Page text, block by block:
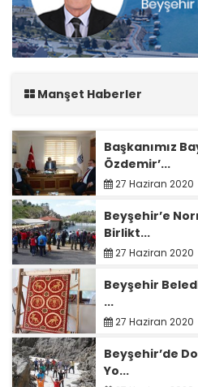
Manşet Haberler
Başkanımız
Özdemir’...
27 Haziran 2020
Beyşehir’e
Birlikt...
27 Haziran 2020
Beyşehir
...
27 Haziran 2020
Beyşehir’de
Yo...